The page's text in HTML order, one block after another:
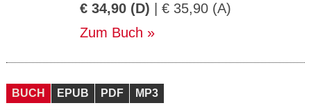
€ 34,90 (D) | € 35,90 (A)
Zum Buch
BUCH EPUB PDF MP3